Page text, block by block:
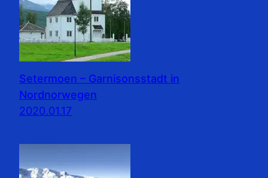
Setermoen – Garnisonsstadt in
Nordnorwegen
2020.01.17